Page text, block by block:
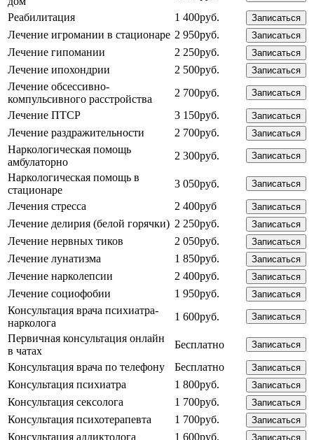
Реабилитация 1 400руб. Записаться
Лечение игромании в стационаре 2 950руб. Записаться
Лечение гипомании 2 250руб. Записаться
Лечение ипохондрии 2 500руб. Записаться
Лечение обсессивно-
компульсивного расстройства
2 700руб. Записаться
Лечение ПТСР 3 150руб. Записаться
Лечение раздражительности 2 700руб. Записаться
Наркологическая помощь
амбулаторно
2 300руб. Записаться
Наркологическая помощь в
стационаре
3 050руб. Записаться
Лечения стресса 2 400руб Записаться
Лечение делирия (белой горячки) 2 250руб. Записаться
Лечение нервных тиков 2 050руб. Записаться
Лечение лунатизма 1 850руб. Записаться
Лечение нарколепсии 2 400руб. Записаться
Лечение социофобии 1 950руб. Записаться
Консультация врача психиатра-
нарколога
1 600руб. Записаться
Первичная консультация онлайн
в чатах
Бесплатно Записаться
Консультация врача по телефону Бесплатно Записаться
Консультация психиатра 1 800руб. Записаться
Консультация сексолога 1 700руб. Записаться
Консультация психотерапевта 1 700руб. Записаться
Консультация аддиктолога 1 600руб. Записаться